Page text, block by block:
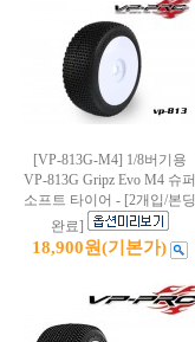
[VP-813G-M4] 1/8버기용
VP-813G Gripz Evo M4 슈퍼
소프트 타이어 - [2개입/본딩
완료]
18,900원(기본가)